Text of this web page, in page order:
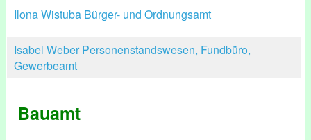
Ilona Wistuba Bürger- und Ordnungsamt
Isabel Weber Personenstandswesen, Fundbüro,
Gewerbeamt
Bauamt